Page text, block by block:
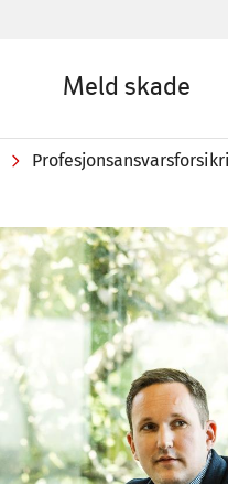
Meld skade